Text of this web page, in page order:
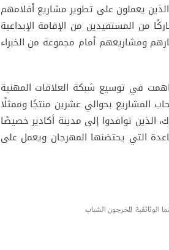
يعملون على تطوير مشاريع أفلامهم
الطويلة الأولى أو الثانية، حيث أتيحت الفرصة لـ17 مشاركًا من المستفيدين من الإقامة الإبداعية
ومشاريعهم أمام مجموعة من الخبراء
في توسيع شبكة العلاقات المهنية
اجتماعًا فرديًا جمع أصحاب المشاريع بحوالي عشرين منتجًا وممثلًا
الذين توافدوا إلى مدينة أكادير خصيصًا
التي يحتضنها المهرجان ويعمل على
الوثائقية المخرجون الشباب